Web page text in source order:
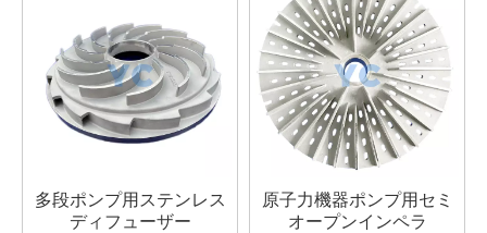
多段ポンプ用ステンレス
ディフューザー
原子力機器ポンプ用セミ
オープンインペラ